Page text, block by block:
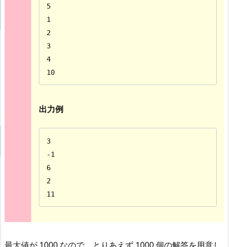
5
1
2
3
4
10
出力例
3
-1
6
2
11